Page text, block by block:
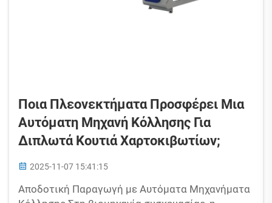
Ποια Πλεονεκτήματα Προσφέρει Μια
Αυτόματη Μηχανή Κόλλησης Για
Διπλωτά Κουτιά Χαρτοκιβωτίων;
2025-11-07 15:41:15
Αποδοτική Παραγωγή με Αυτόματα Μηχανήματα